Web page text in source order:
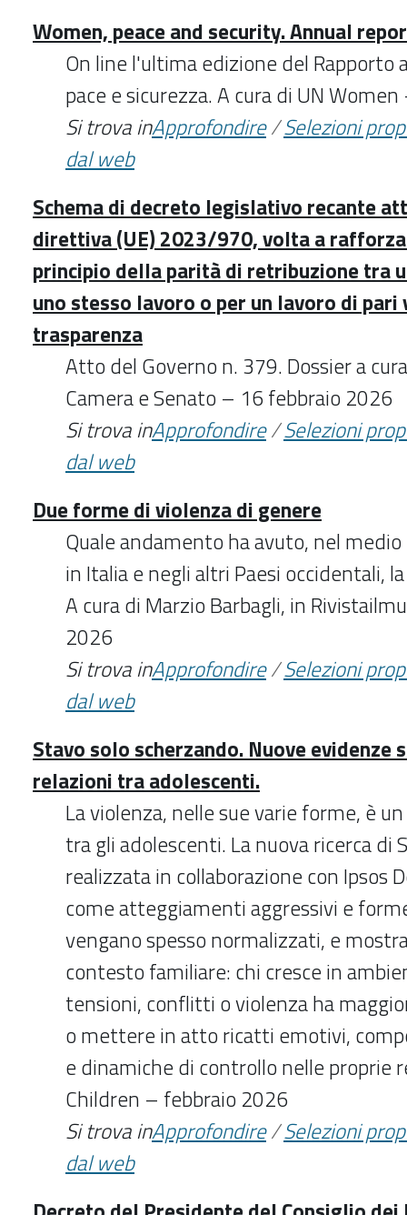
Women, peace and security. Annual
On line l'ultima edizione del Rapporto
pace e sicurezza. A cura di UN
Si trova inApprofondire/Selezioni
dal web
Schema di decreto legislativo recante
direttiva (UE) 2023/970, volta a
principio della parità di retribuzione tra
uno stesso lavoro o per un lavoro di
trasparenza
Atto del Governo n. 379. Dossier a
Camera e Senato – 16 febbraio 2026
Si trova inApprofondire/Selezioni
dal web
Due forme di violenza di genere
Quale andamento ha avuto, nel
in Italia e negli altri Paesi occidentali,
A cura di Marzio Barbagli, in
2026
Si trova inApprofondire/Selezioni
dal web
Stavo solo scherzando. Nuove evidenze
relazioni tra adolescenti.
La violenza, nelle sue varie forme, è
tra gli adolescenti. La nuova ricerca di
realizzata in collaborazione con Ipsos
come atteggiamenti aggressivi e
vengano spesso normalizzati, e
contesto familiare: chi cresce in
tensioni, conflitti o violenza ha
o mettere in atto ricatti emotivi,
e dinamiche di controllo nelle proprie
Children – febbraio 2026
Si trova inApprofondire/Selezioni
dal web